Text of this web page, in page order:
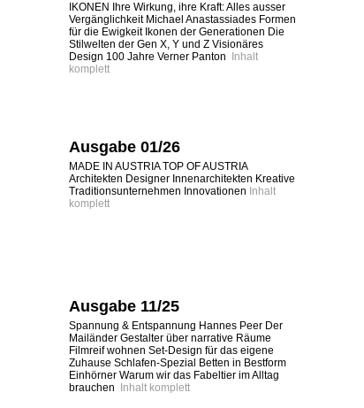
IKONEN Ihre Wirkung, ihre Kraft: Alles ausser
Vergänglichkeit Michael Anastassiades Formen
für die Ewigkeit Ikonen der Generationen Die
Stilwelten der Gen X, Y und Z Visionäres
Design 100 Jahre Verner Panton
Inhalt
komplett
Ausgabe 01/26
MADE IN AUSTRIA TOP OF AUSTRIA
Architekten Designer Innenarchitekten Kreative
Traditionsunternehmen Innovationen Inhalt
komplett
Ausgabe 11/25
Spannung & Entspannung Hannes Peer Der
Mailänder Gestalter über narrative Räume
Filmreif wohnen Set-Design für das eigene
Zuhause Schlafen-Spezial Betten in Bestform
Einhörner Warum wir das Fabeltier im Alltag
brauchen
Inhalt komplett